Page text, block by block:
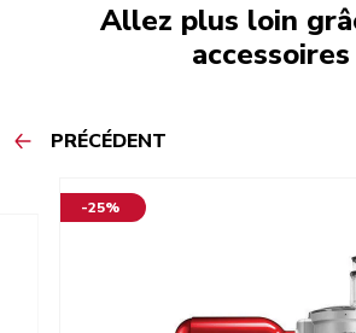
Allez plus loin
accessoires
PRÉCÉDENT
-25%